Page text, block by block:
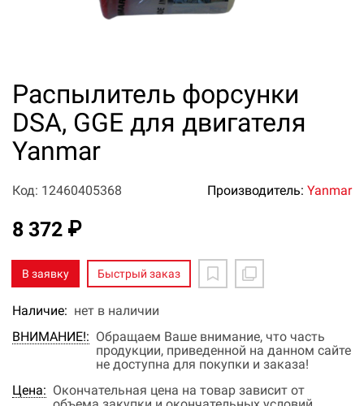
Распылитель форсунки
DSA, GGE для двигателя
Yanmar
Код: 12460405368 Производитель: Yanmar
8 372 ₽
В заявку Быстрый заказ
Наличие: нет в наличии
ВНИМАНИЕ!: Обращаем Ваше внимание, что часть
продукции, приведенной на данном сайте
не доступна для покупки и заказа!
Цена: Окончательная цена на товар зависит от